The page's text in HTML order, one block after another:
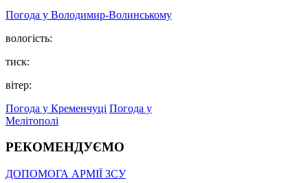
Погода у Володимир-Волинському
вологість:
тиск:
вітер:
Погода у Кременчуці Погода у
Мелітополі
РЕКОМЕНДУЄМО
ДОПОМОГА АРМІЇ ЗСУ